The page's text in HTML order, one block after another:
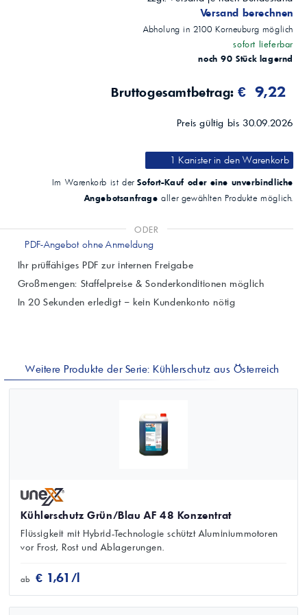
Versand berechnen
Abholung in2100 Korneuburg möglich
sofort lieferbar
noch 90 Stück lagernd
Bruttogesamtbetrag:€ 9,22
Preis gültig bis 30.09.2026
1 Kanisterin den Warenkorb
Im Warenkorb ist derSofort-Kauf oder eine unverbindliche
Angebotsanfrage aller gewählten Produkte möglich.
ODER
PDF-Angebot ohne Anmeldung
Ihr prüffähiges PDF zur internen Freigabe
Großmengen: Staffelpreise & Sonderkonditionen möglich
In 20 Sekunden erledigt – kein Kundenkonto nötig
Weitere Produkte der Serie: Kühlerschutz aus Österreich
Kühlerschutz Grün/Blau AF 48 Konzentrat
Flüssigkeit mit Hybrid-Technologie schützt Aluminiummotoren
vor Frost, Rost und Ablagerungen.
ab € 1,61/l